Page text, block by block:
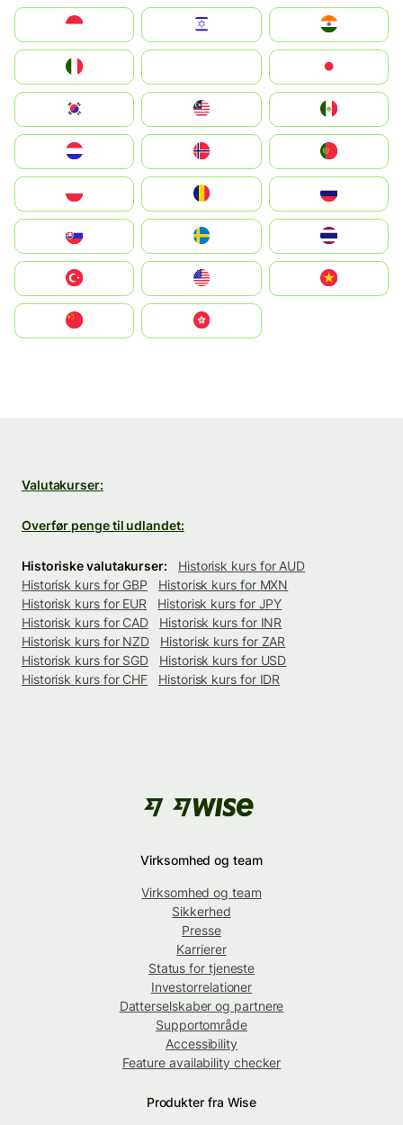
South Korea
United States
中國香港特別行政區
Valutakurser:
Overfør penge til udlandet:
Historiske valutakurser:
Historisk kurs for AUD
Historisk kurs for GBP
Historisk kurs for MXN
Historisk kurs for EUR
Historisk kurs for JPY
Historisk kurs for CAD
Historisk kurs for INR
Historisk kurs for NZD
Historisk kurs for ZAR
Historisk kurs for SGD
Historisk kurs for USD
Historisk kurs for CHF
Historisk kurs for IDR
Virksomhed og team
Virksomhed og team
Sikkerhed
Presse
Karrierer
Status for tjeneste
Investorrelationer
Datterselskaber og partnere
Supportområde
Accessibility
Feature availability checker
Produkter fra Wise